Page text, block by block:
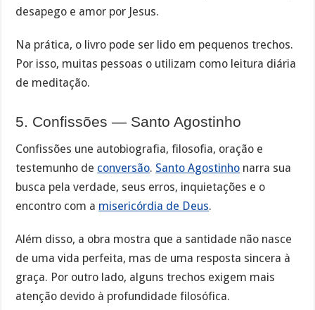
desapego e amor por Jesus.
Na prática, o livro pode ser lido em pequenos trechos.
Por isso, muitas pessoas o utilizam como leitura diária
de meditação.
5. Confissões — Santo Agostinho
Confissões une autobiografia, filosofia, oração e
testemunho de conversão. Santo Agostinho narra sua
busca pela verdade, seus erros, inquietações e o
encontro com a misericórdia de Deus.
Além disso, a obra mostra que a santidade não nasce
de uma vida perfeita, mas de uma resposta sincera à
graça. Por outro lado, alguns trechos exigem mais
atenção devido à profundidade filosófica.